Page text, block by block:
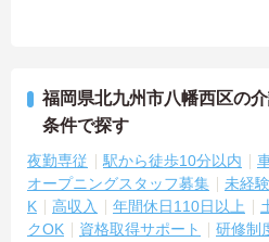
福岡県北九州市八幡西区の
条件で探す
夜勤専従 駅から徒歩10分以内
オープニングスタッフ募集
未経
K
高収入 年間休日110日以上
クOK
資格取得サポート 研修制